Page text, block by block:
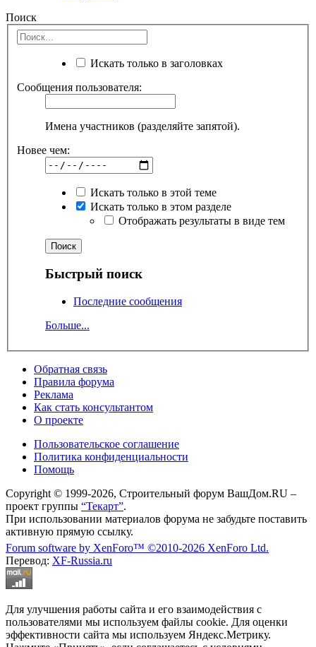
Поиск
Искать только в заголовках
Сообщения пользователя:
Имена участников (разделяйте запятой).
Новее чем:
Искать только в этой теме
Искать только в этом разделе
Отображать результаты в виде тем
Быстрый поиск
Последние сообщения
Больше...
Обратная связь
Правила форума
Реклама
Как стать консультантом
О проекте
Пользовательское соглашение
Политика конфиденциальности
Помощь
Copyright © 1999-2026, Строительный форум ВашДом.RU –
проект группы “Текарт”.
При использовании материалов форума не забудьте поставить
активную прямую ссылку.
Forum software by XenForo™ ©2010-2026 XenForo Ltd.
Перевод: XF-Russia.ru
Для улучшения работы сайта и его взаимодействия с
пользователями мы используем файлы cookie. Для оценки
эффективности сайта мы используем Яндекс.Метрику.